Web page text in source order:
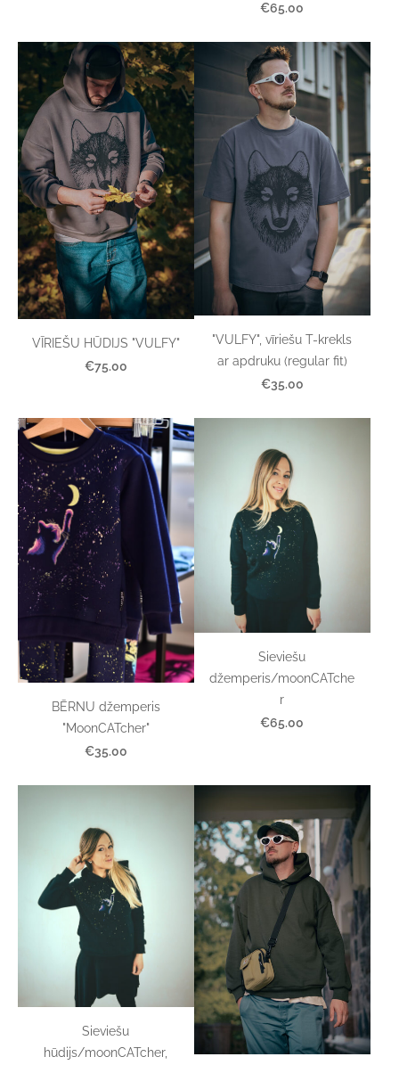
€65.00
VĪRIEŠU HŪDIJS "VULFY"
€75.00
"VULFY", vīriešu T-krekls
ar apdruku (regular fit)
€35.00
BĒRNU džemperis
"MoonCATcher"
€35.00
Sieviešu
džemperis/moonCATche
r
€65.00
Sieviešu
hūdijs/moonCATcher,